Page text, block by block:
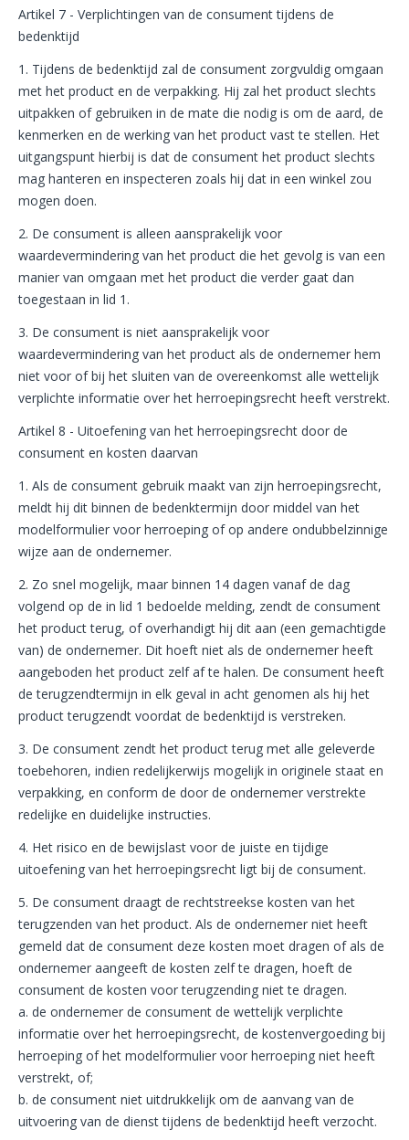
Artikel 7 - Verplichtingen van de consument tijdens de
bedenktijd
1. Tijdens de bedenktijd zal de consument zorgvuldig omgaan
met het product en de verpakking. Hij zal het product slechts
uitpakken of gebruiken in de mate die nodig is om de aard, de
kenmerken en de werking van het product vast te stellen. Het
uitgangspunt hierbij is dat de consument het product slechts
mag hanteren en inspecteren zoals hij dat in een winkel zou
mogen doen.
2. De consument is alleen aansprakelijk voor
waardevermindering van het product die het gevolg is van een
manier van omgaan met het product die verder gaat dan
toegestaan in lid 1.
3. De consument is niet aansprakelijk voor
waardevermindering van het product als de ondernemer hem
niet voor of bij het sluiten van de overeenkomst alle wettelijk
verplichte informatie over het herroepingsrecht heeft verstrekt.
Artikel 8 - Uitoefening van het herroepingsrecht door de
consument en kosten daarvan
1. Als de consument gebruik maakt van zijn herroepingsrecht,
meldt hij dit binnen de bedenktermijn door middel van het
modelformulier voor herroeping of op andere ondubbelzinnige
wijze aan de ondernemer.
2. Zo snel mogelijk, maar binnen 14 dagen vanaf de dag
volgend op de in lid 1 bedoelde melding, zendt de consument
het product terug, of overhandigt hij dit aan (een gemachtigde
van) de ondernemer. Dit hoeft niet als de ondernemer heeft
aangeboden het product zelf af te halen. De consument heeft
de terugzendtermijn in elk geval in acht genomen als hij het
product terugzendt voordat de bedenktijd is verstreken.
3. De consument zendt het product terug met alle geleverde
toebehoren, indien redelijkerwijs mogelijk in originele staat en
verpakking, en conform de door de ondernemer verstrekte
redelijke en duidelijke instructies.
4. Het risico en de bewijslast voor de juiste en tijdige
uitoefening van het herroepingsrecht ligt bij de consument.
5. De consument draagt de rechtstreekse kosten van het
terugzenden van het product. Als de ondernemer niet heeft
gemeld dat de consument deze kosten moet dragen of als de
ondernemer aangeeft de kosten zelf te dragen, hoeft de
consument de kosten voor terugzending niet te dragen.
a. de ondernemer de consument de wettelijk verplichte
informatie over het herroepingsrecht, de kostenvergoeding bij
herroeping of het modelformulier voor herroeping niet heeft
verstrekt, of;
b. de consument niet uitdrukkelijk om de aanvang van de
uitvoering van de dienst tijdens de bedenktijd heeft verzocht.